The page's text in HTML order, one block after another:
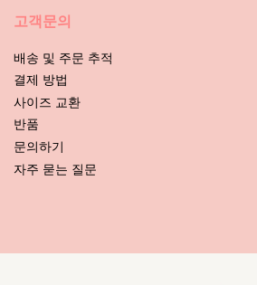
SKU: 1981125763
EAN: XS (7899810420954), S
중량: 55g / 0.12lb / 1.94oz
프린트는 동일하지 않으며 컷에 따라
보정한 사진
관리 안내 사항: Rio de Sol Top
새로운 비키니를 오래 사용하시고 싶으세
우선: 거친 표면에 닿지 않도록 하세요.
고객문의
배송 및 주문 추적
결제 방법
사이즈 교환
반품
문의하기
자주 묻는 질문